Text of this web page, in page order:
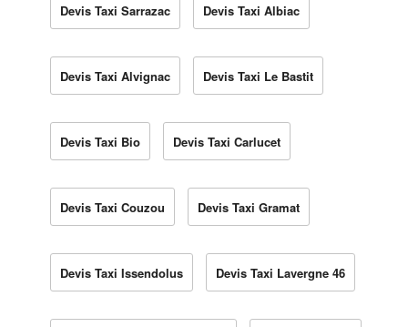
Devis Taxi Sarrazac Devis Taxi Albiac
Devis Taxi Alvignac Devis Taxi Le Bastit
Devis Taxi Bio Devis Taxi Carlucet
Devis Taxi Couzou Devis Taxi Gramat
Devis Taxi Issendolus Devis Taxi Lavergne 46